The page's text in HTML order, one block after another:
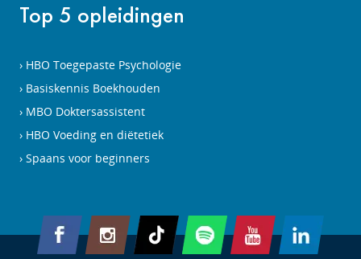
Top 5 opleidingen
HBO Toegepaste Psychologie
Basiskennis Boekhouden
MBO Doktersassistent
HBO Voeding en diëtetiek
Spaans voor beginners